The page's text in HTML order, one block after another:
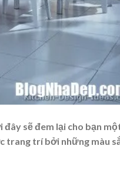
sẽ đem lại cho bạn
trang trí bởi những màu